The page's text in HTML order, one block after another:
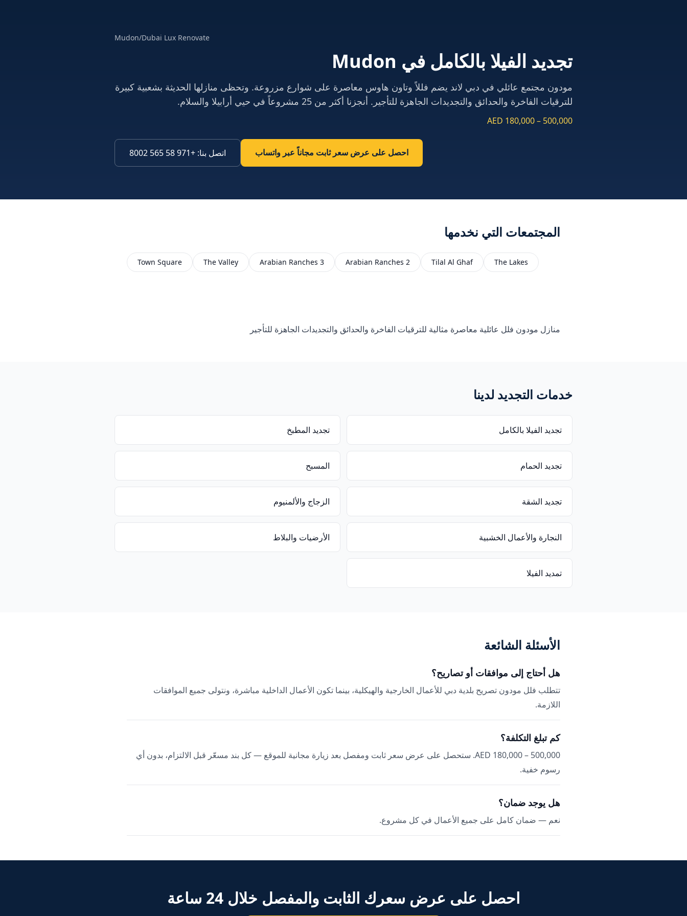
Dubai Lux Renovate
/
Mudon
تجديد الفيلا بالكامل في Mudon
مودون مجتمع عائلي في دبي لاند يضم فللاً وتاون هاوس معاصرة على شوارع مزروعة. وتحظى منازلها الحديثة بشعبية كبيرة
للترقيات الفاخرة والحدائق والتجديدات الجاهزة للتأجير. أنجزنا أكثر من 25 مشروعاً في حيي أرابيلا والسلام.
AED 180,000 – 500,000
احصل على عرض سعر ثابت مجاناً عبر واتساب اتصل بنا:
+971 58 565 8002
المجتمعات التي نخدمها
The Lakes
Tilal Al Ghaf
Arabian Ranches 2
Arabian Ranches 3
The Valley
Town Square
منازل مودون فلل عائلية معاصرة مثالية للترقيات الفاخرة والحدائق والتجديدات الجاهزة للتأجير
خدمات التجديد لدينا
تجديد الفيلا بالكامل تجديد المطبخ
تجديد الحمام المسبح
تجديد الشقة الزجاج والألمنيوم
النجارة والأعمال الخشبية الأرضيات والبلاط
تمديد الفيلا
الأسئلة الشائعة
هل أحتاج إلى موافقات أو تصاريح؟
تتطلب فلل مودون تصريح بلدية دبي للأعمال الخارجية والهيكلية، بينما تكون الأعمال الداخلية مباشرة، ونتولى جميع الموافقات
اللازمة.
كم تبلغ التكلفة؟
AED 180,000 – 500,000. ستحصل على عرض سعر ثابت ومفصل بعد زيارة مجانية للموقع — كل بند مسعّر قبل الالتزام، بدون أي
رسوم خفية.
هل يوجد ضمان؟
نعم — ضمان كامل على جميع الأعمال في كل مشروع.
احصل على عرض سعرك الثابت والمفصل خلال 24 ساعة